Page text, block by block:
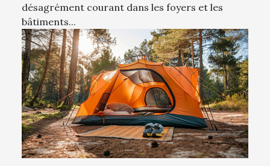
désagrément courant dans les foyers et les
bâtiments...